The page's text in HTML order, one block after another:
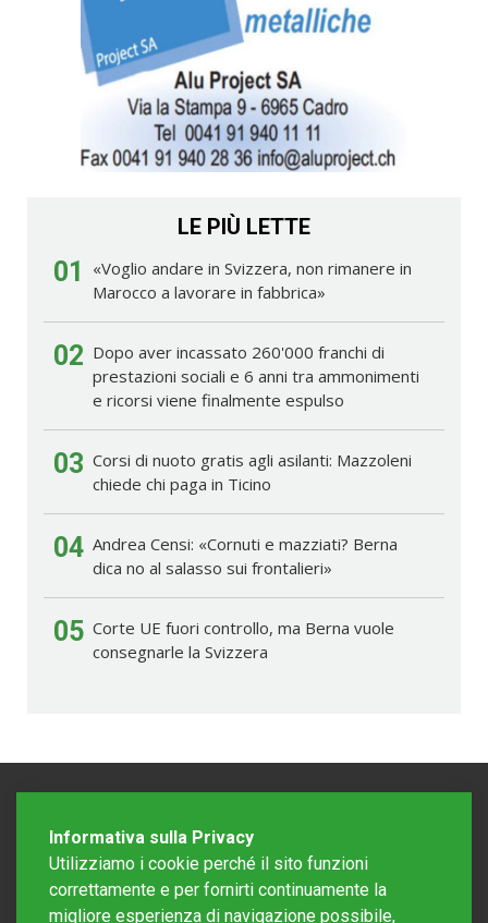
LE PIÙ LETTE
01
«Voglio andare in Svizzera, non rimanere in
Marocco a lavorare in fabbrica»
02 Dopo aver incassato 260'000 franchi di
prestazioni sociali e 6 anni tra ammonimenti
e ricorsi viene finalmente espulso
03 Corsi di nuoto gratis agli asilanti: Mazzoleni
chiede chi paga in Ticino
04 Andrea Censi: «Cornuti e mazziati? Berna
dica no al salasso sui frontalieri»
05 Corte UE fuori controllo, ma Berna vuole
consegnarle la Svizzera
Informativa sulla Privacy
Utilizziamo i cookie perché il sito funzioni
correttamente e per fornirti continuamente la
migliore esperienza di navigazione possibile,